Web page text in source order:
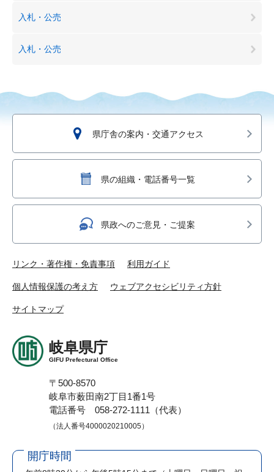
入札・公売
入札・公売
県庁舎の案内・交通アクセス
県の組織・電話番号一覧
県政へのご意見・ご提案
リンク・著作権・免責事項 利用ガイド
個人情報保護の考え方 ウェブアクセシビリティ方針
サイトマップ
岐阜県庁
GIFU Prefectural Office
〒500-8570
岐阜市薮田南2丁目1番1号
電話番号 058-272-1111（代表）
（法人番号4000020210005）
開庁時間